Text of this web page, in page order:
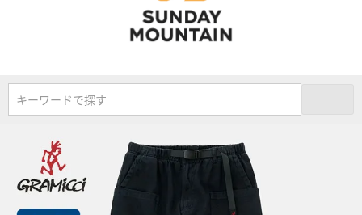
キーワードで探す